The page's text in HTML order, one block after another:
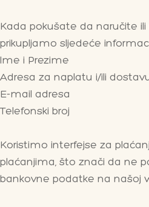
Kada pokušate da naručite
prikupljamo sljedeće
Ime i Prezime
Adresa za naplatu i/ili
E-mail adresa
Telefonski broj
Koristimo interfejse za
plaćanjima, što znači da ne
bankovne podatke na našoj